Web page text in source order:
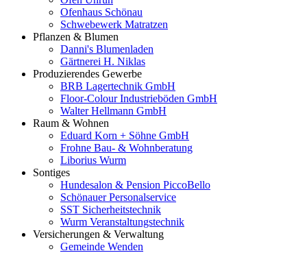
Ofenhaus Schönau
Schwebewerk Matratzen
Pflanzen & Blumen
Danni's Blumenladen
Gärtnerei H. Niklas
Produzierendes Gewerbe
BRB Lagertechnik GmbH
Floor-Colour Industrieböden GmbH
Walter Hellmann GmbH
Raum & Wohnen
Eduard Korn + Söhne GmbH
Frohne Bau- & Wohnberatung
Liborius Wurm
Sontiges
Hundesalon & Pension PiccoBello
Schönauer Personalservice
SST Sicherheitstechnik
Wurm Veranstaltungstechnik
Versicherungen & Verwaltung
Gemeinde Wenden